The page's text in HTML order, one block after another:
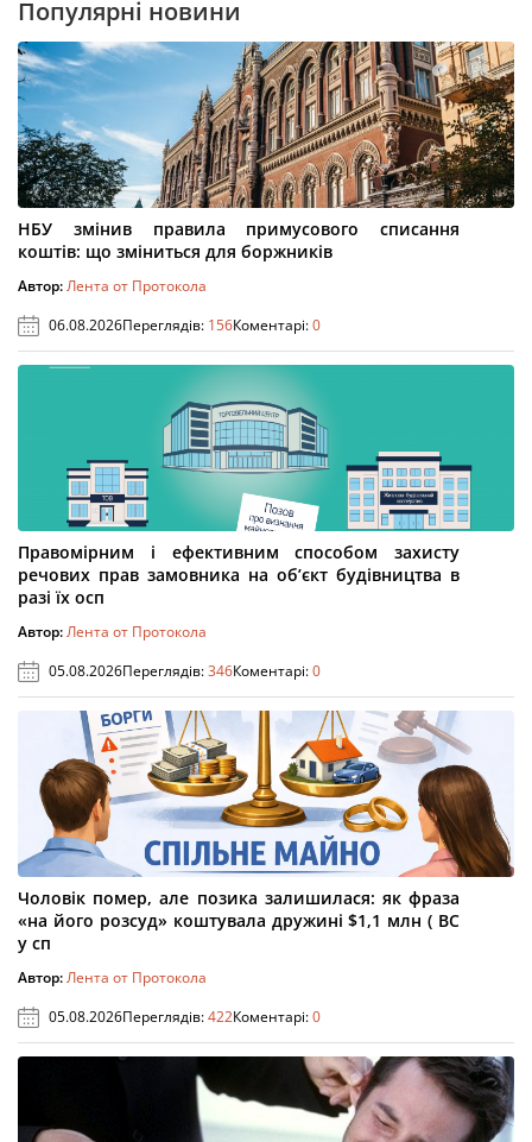
Популярні новини
НБУ змінив правила примусового списання
коштів: що зміниться для боржників
Автор:Лента от Протокола
06.08.2026Переглядів: 156Коментарі:0
Правомірним і ефективним способом захисту
речових прав замовника на об’єкт будівництва в
разі їх осп
Автор:Лента от Протокола
05.08.2026Переглядів:346Коментарі:0
Чоловік помер, але позика залишилася: як фраза
«на його розсуд» коштувала дружині $1,1 млн ( ВС
у сп
Автор:Лента от Протокола
05.08.2026Переглядів:422Коментарі:0